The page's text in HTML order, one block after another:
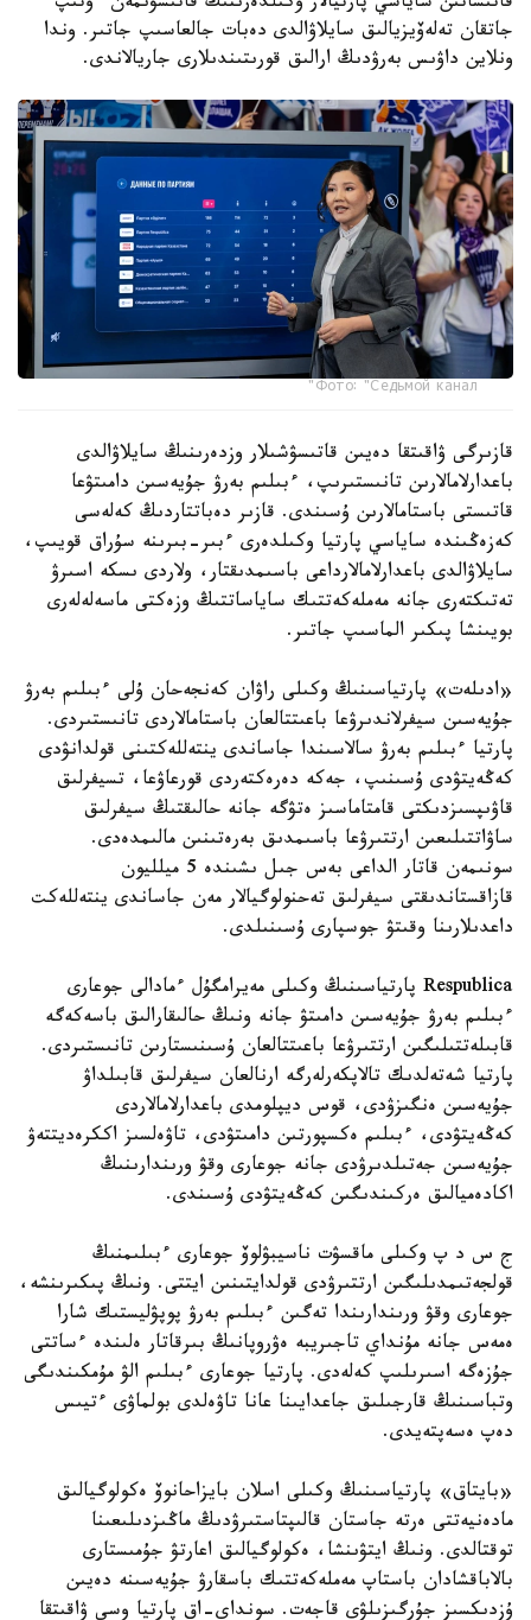
جاتقان تەلەۆيزيالىق سايلاۋالدى دەبات جالعاسىپ جاتىر. وندا
ونلاين داۋىس بەرۋدىڭ ارالىق قورىتىندىلارى جاريالاندى.
Фото: "Седьмой канал"
قازىرگى ۋاقىتقا دەيىن قاتىسۋشىلار وزدەرىنىڭ سايلاۋالدى
باعدارلامالارىن تانىستىرىپ، ءبىلىم بەرۋ جۇيەسىن دامىتۋعا
قاتىستى باستامالارىن ۇسىندى. قازىر دەباتتاردىڭ كەلەسى
كەزەڭىندە ساياسي پارتيا وكىلدەرى ءبىر-بىرىنە سۇراق قويىپ،
سايلاۋالدى باعدارلامالارداعى باسىمدىقتار، ولاردى ىسكە اسىرۋ
تەتىكتەرى جانە مەملەكەتتىك ساياساتتىڭ وزەكتى ماسەلەلەرى
بويىنشا پىكىر الماسىپ جاتىر.
«ادىلەت» پارتياسىنىڭ وكىلى راۋان كەنجەحان ۇلى ءبىلىم بەرۋ
جۇيەسىن سيفرلاندىرۋعا باعىتتالعان باستامالاردى تانىستىردى.
پارتيا ءبىلىم بەرۋ سالاسىندا جاساندى ينتەللەكتىنى قولدانۋدى
كەڭەيتۋدى ۇسىنىپ، جەكە دەرەكتەردى قورعاۋعا، تسيفرلىق
قاۋىپسىزدىكتى قامتاماسىز ەتۋگە جانە حالىقتىڭ سيفرلىق
ساۋاتتىلىعىن ارتتىرۋعا باسىمدىق بەرەتىنىن مالىمدەدى.
سونىمەن قاتار الداعى بەس جىل ىشىندە 5 ميلليون
قازاقستاندىقتى سيفرلىق تەحنولوگيالار مەن جاساندى ينتەللەكت
داعدىلارىنا وقىتۋ جوسپارى ۇسىنىلدى.
Respublica پارتياسىنىڭ وكىلى مەيرامگۇل ءمادالى جوعارى
ءبىلىم بەرۋ جۇيەسىن دامىتۋ جانە ونىڭ حالىقارالىق باسەكەگە
قابىلەتتىلىگىن ارتتىرۋعا باعىتتالعان ۇسىنىستارىن تانىستىردى.
پارتيا شەتەلدىك تالاپكەرلەرگە ارنالعان سيفرلىق قابىلداۋ
جۇيەسىن ەنگىزۋدى، قوس ديپلومدى باعدارلامالاردى
كەڭەيتۋدى، ءبىلىم ەكسپورتىن دامىتۋدى، تاۋەلسىز اككرەديتتەۋ
جۇيەسىن جەتىلدىرۋدى جانە جوعارى وقۋ ورىندارىنىڭ
اكادەميالىق ەركىندىگىن كەڭەيتۋدى ۇسىندى.
ج س د پ وكىلى ماقسۋت ناسيبۋلوۆ جوعارى ءبىلىمنىڭ
قولجەتىمدىلىگىن ارتتىرۋدى قولدايتىنىن ايتتى. ونىڭ پىكىرىنشە،
جوعارى وقۋ ورىندارىندا تەگىن ءبىلىم بەرۋ پوپۋليستىك شارا
ەمەس جانە مۇنداي تاجىريبە ەۋروپانىڭ بىرقاتار ەلىندە ءساتتى
جۇزەگە اسىرىلىپ كەلەدى. پارتيا جوعارى ءبىلىم الۋ مۇمكىندىگى
وتباسىنىڭ قارجىلىق جاعدايىنا عانا تاۋەلدى بولماۋى ءتيىس
دەپ ەسەپتەيدى.
«بايتاق» پارتياسىنىڭ وكىلى اسلان بايزاحانوۆ ەكولوگيالىق
مادەنيەتتى ەرتە جاستان قالىپتاستىرۋدىڭ ماڭىزدىلىعىنا
توقتالدى. ونىڭ ايتۋىنشا، ەكولوگيالىق اعارتۋ جۇمىستارى
بالاباقشادان باستاپ مەملەكەتتىك باسقارۋ جۇيەسىنە دەيىن
ۇزدىكسىز جۇرگىزىلۋى قاجەت. سونداي-اق پارتيا وسى ۋاقىتقا